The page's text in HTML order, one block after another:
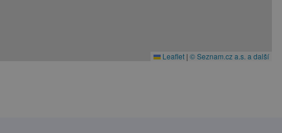
Leaflet | © Seznam.cz a.s. a další